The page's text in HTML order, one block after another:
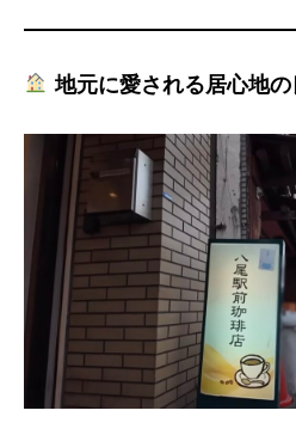
地元に愛される居心地の